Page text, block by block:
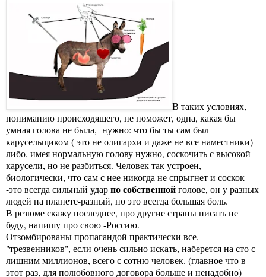
В таких условиях,
пониманию происходящего, не поможет, одна, какая бы
умная голова не была, нужно: что бы ты сам был
карусельщиком ( это не олигархи и даже не все наместники)
либо, имея нормальную голову нужно, соскочить с высокой
карусели, но не разбиться. Человек так устроен,
биологически, что сам с нее никогда не спрыгнет и соскок
-это всегда сильный ударпо собственнойголове, он у разных
людей на планете-разный, но это всегда большая боль.
В резюме скажу последнее, про другие страны писать не
буду, напишу про свою -Россию.
Отзомбированы пропагандой практически все,
"трезвенников", если очень сильно искать, наберется на сто с
лишним миллионов, всего с сотню человек. (главное что в
этот раз, для полюбовного договора больше и ненадобно)